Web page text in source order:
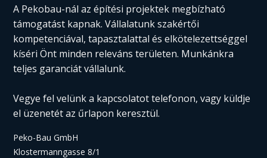
A Pekobau-nál az építési projektek megbízható
támogatást kapnak. Vállalatunk szakértői
kompetenciával, tapasztalattal és elkötelezettséggel
kíséri Önt minden releváns területen. Munkánkra
teljes garanciát vállalunk.
Vegye fel velünk a kapcsolatot telefonon, vagy küldje
el üzenetét az űrlapon keresztül.
Peko-Bau GmbH
Klostermanngasse 8/1